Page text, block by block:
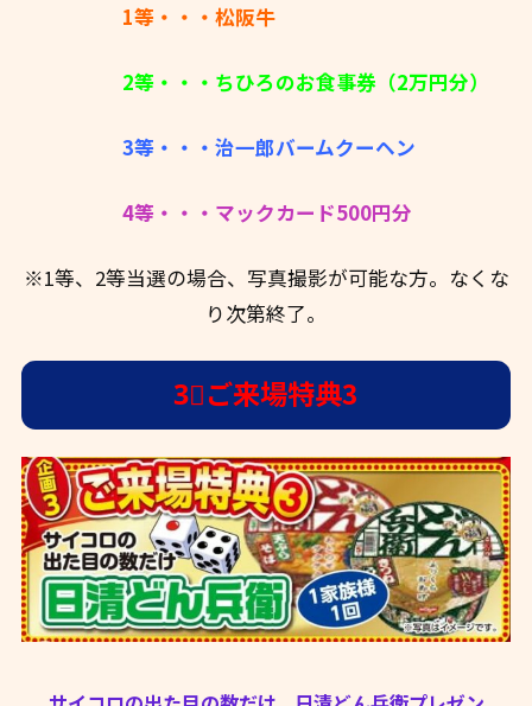
1等・・・松阪牛
2等・・・ちひろのお食事券（2万円分）
3等・・・治一郎バームクーヘン
4等・・・マックカード500円分
※1等、2等当選の場合、写真撮影が可能な方。なくな
り次第終了。
3⃣ご来場特典3